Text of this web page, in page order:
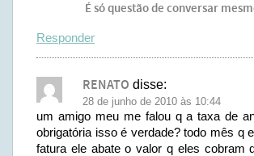
É só questão de conversar
Responder
RENATO disse:
28 de junho de 2010 às 10:44
um amigo meu me falou q a taxa de
obrigatória isso é verdade? todo mês q
fatura ele abate o valor q eles cobram